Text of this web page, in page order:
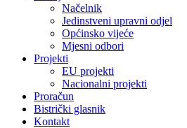
Načelnik
Jedinstveni upravni odjel
Općinsko vijeće
Mjesni odbori
Projekti
EU projekti
Nacionalni projekti
Proračun
Bistrički glasnik
Kontakt